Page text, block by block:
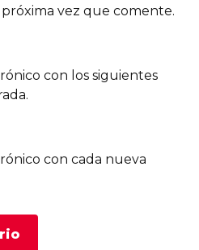
vez que comente.
con los siguientes
con cada nueva